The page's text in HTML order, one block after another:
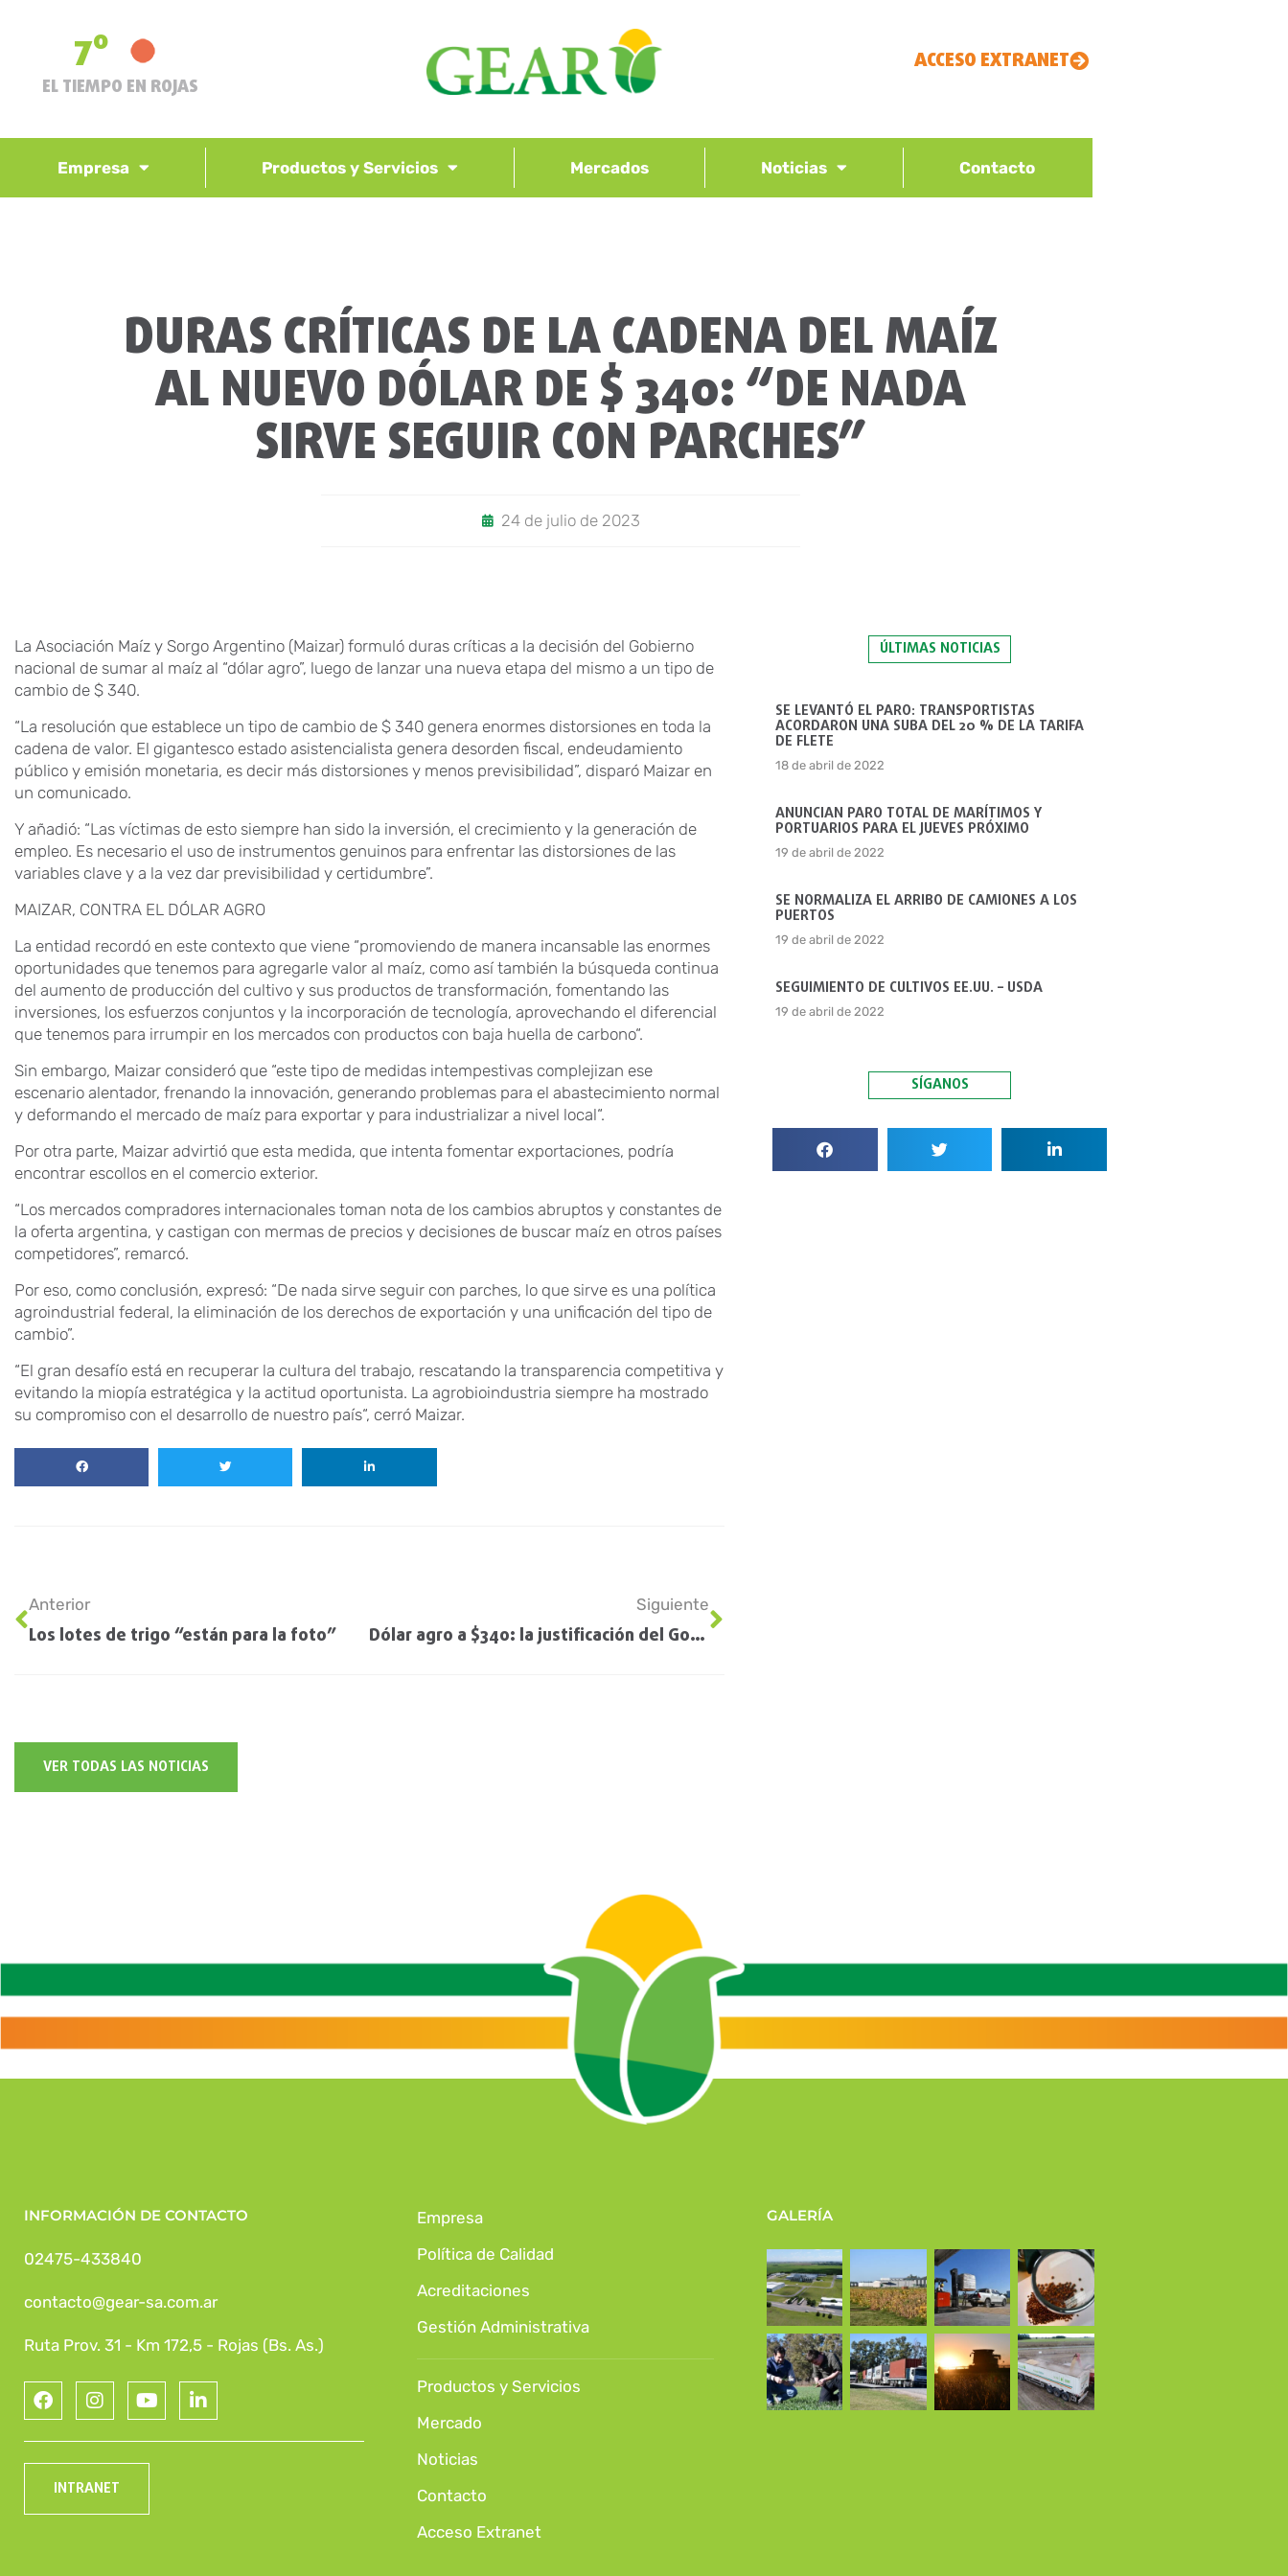
7º
EL TIEMPO EN ROJAS
ACCESO EXTRANET
Empresa Productos y Servicios Mercados Noticias Contacto
DURAS CRÍTICAS DE LA CADENA DEL MAÍZ
AL NUEVO DÓLAR DE $ 340: “DE NADA
SIRVE SEGUIR CON PARCHES”
24 de julio de 2023
La Asociación Maíz y Sorgo Argentino (Maizar) formuló duras críticas a la decisión del Gobierno
nacional de sumar al maíz al “dólar agro”, luego de lanzar una nueva etapa del mismo a un tipo de
cambio de $ 340.
“La resolución que establece un tipo de cambio de $ 340 genera enormes distorsiones en toda la
cadena de valor. El gigantesco estado asistencialista genera desorden fiscal, endeudamiento
público y emisión monetaria, es decir más distorsiones y menos previsibilidad”, disparó Maizar en
un comunicado.
Y añadió: “Las víctimas de esto siempre han sido la inversión, el crecimiento y la generación de
empleo. Es necesario el uso de instrumentos genuinos para enfrentar las distorsiones de las
variables clave y a la vez dar previsibilidad y certidumbre”.
MAIZAR, CONTRA EL DÓLAR AGRO
La entidad recordó en este contexto que viene “promoviendo de manera incansable las enormes
oportunidades que tenemos para agregarle valor al maíz, como así también la búsqueda continua
del aumento de producción del cultivo y sus productos de transformación, fomentando las
inversiones, los esfuerzos conjuntos y la incorporación de tecnología, aprovechando el diferencial
que tenemos para irrumpir en los mercados con productos con baja huella de carbono“.
Sin embargo, Maizar consideró que “este tipo de medidas intempestivas complejizan ese
escenario alentador, frenando la innovación, generando problemas para el abastecimiento normal
y deformando el mercado de maíz para exportar y para industrializar a nivel local“.
Por otra parte, Maizar advirtió que esta medida, que intenta fomentar exportaciones, podría
encontrar escollos en el comercio exterior.
“Los mercados compradores internacionales toman nota de los cambios abruptos y constantes de
la oferta argentina, y castigan con mermas de precios y decisiones de buscar maíz en otros países
competidores”, remarcó.
Por eso, como conclusión, expresó: “De nada sirve seguir con parches, lo que sirve es una política
agroindustrial federal, la eliminación de los derechos de exportación y una unificación del tipo de
cambio”.
“El gran desafío está en recuperar la cultura del trabajo, rescatando la transparencia competitiva y
evitando la miopía estratégica y la actitud oportunista. La agrobioindustria siempre ha mostrado
su compromiso con el desarrollo de nuestro país“, cerró Maizar.
Anterior
Los lotes de trigo “están para la foto”
Siguiente
Dólar agro a $340: la justificación del Gobierno para el nuevo tipo de cambio para el campo
VER TODAS LAS NOTICIAS
ÚLTIMAS NOTICIAS
SE LEVANTÓ EL PARO: TRANSPORTISTAS
ACORDARON UNA SUBA DEL 20 % DE LA TARIFA
DE FLETE
18 de abril de 2022
ANUNCIAN PARO TOTAL DE MARÍTIMOS Y
PORTUARIOS PARA EL JUEVES PRÓXIMO
19 de abril de 2022
SE NORMALIZA EL ARRIBO DE CAMIONES A LOS
PUERTOS
19 de abril de 2022
SEGUIMIENTO DE CULTIVOS EE.UU. – USDA
19 de abril de 2022
SÍGANOS
INFORMACIÓN DE CONTACTO
02475-433840
contacto@gear-sa.com.ar
Ruta Prov. 31 - Km 172,5 - Rojas (Bs. As.)
INTRANET
Empresa
Política de Calidad
Acreditaciones
Gestión Administrativa
Productos y Servicios
Mercado
Noticias
Contacto
Acceso Extranet
GALERÍA